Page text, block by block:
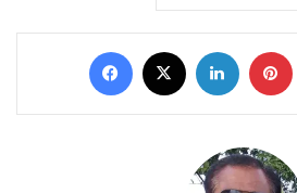
Facebook LinkedIn